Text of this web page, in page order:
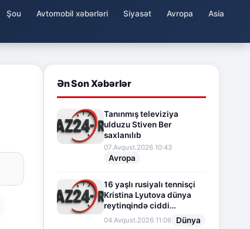
Şou Avtomobil xəbərləri Siyasət Avropa
Asia
Ən Son Xəbərlər
Tanınmış televiziya
ulduzu Stiven Ber
saxlanılıb
07.Avqust.2026 10:43
Avropa
16 yaşlı rusiyalı tennisçi
Kristina Lyutova dünya
reytinqində ciddi
irəliləyişə imza atdı
04.Avqust.2026 11:06 Dünya